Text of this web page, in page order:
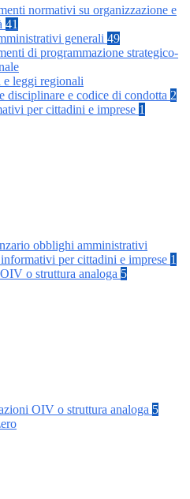
normativi su organizzazione e
41
generali 49
di programmazione strategico-
e leggi regionali
disciplinare e codice di condotta 2
per cittadini e imprese 1
obblighi amministrativi
per cittadini e imprese 1
o struttura analoga 5
OIV o struttura analoga 5